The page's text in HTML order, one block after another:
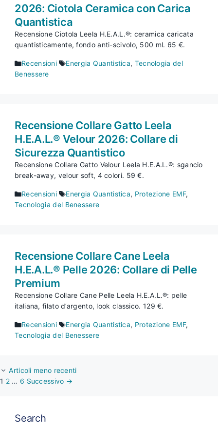
2026: Ciotola Ceramica con Carica
Quantistica
Recensione Ciotola Leela H.E.A.L.®: ceramica caricata
quantisticamente, fondo anti-scivolo, 500 ml. 65 €.
Categorie
Recensioni Tag
Energia Quantistica, Tecnologia del
Benessere
Recensione Collare Gatto Leela
H.E.A.L.® Velour 2026: Collare di
Sicurezza Quantistico
Recensione Collare Gatto Velour Leela H.E.A.L.®: sgancio
break-away, velour soft, 4 colori. 59 €.
Categorie
Recensioni Tag
Energia Quantistica, Protezione EMF,
Tecnologia del Benessere
Recensione Collare Cane Leela
H.E.A.L.® Pelle 2026: Collare di Pelle
Premium
Recensione Collare Cane Pelle Leela H.E.A.L.®: pelle
italiana, filato d’argento, look classico. 129 €.
Categorie
Recensioni Tag
Energia Quantistica, Protezione EMF,
Tecnologia del Benessere
Articoli meno recenti
Pagina
1 Pagina
2 … Pagina
6 Successivo →
Search